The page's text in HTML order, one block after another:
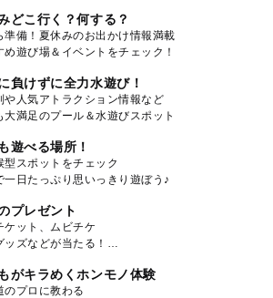
どこ行く？何する？
準備！夏休みのお出かけ情報満載
め遊び場＆イベントをチェック！
負けずに全力水遊び！
や人気アトラクション情報など
大満足のプール＆水遊びスポット
遊べる場所！
型スポットをチェック
一日たっぷり思いっきり遊ぼう♪
プレゼント
ケット、ムビチケ
ッズなどが当たる！
がキラめくホンモノ体験
のプロに教わる